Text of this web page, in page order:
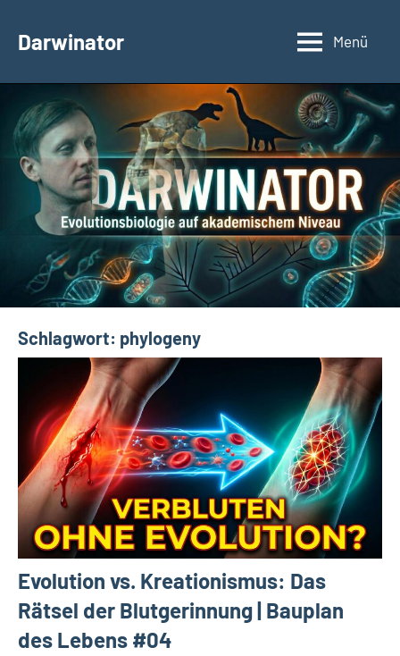
InhaltDarwinator
Evolutionsbiologie
Menü
Schlagwort: phylogeny
Evolution vs. Kreationismus: Das
Rätsel der Blutgerinnung | Bauplan
des Lebens #04